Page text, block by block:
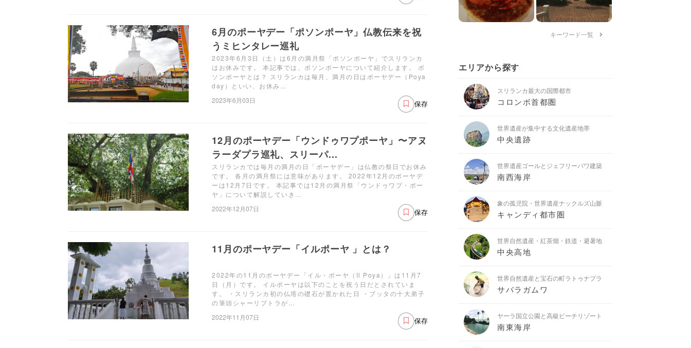
6月のポーヤデー「ポソンポーヤ」仏教伝来を祝
うミヒンタレー巡礼
2023年6月3日（土）は6月の満月祭「ポソンポーヤ」でスリランカ
はお休みです。 本記事では、ポソンポーヤについて紹介します。 ポ
ソンポーヤとは？ スリランカは毎月、満月の日はポーヤデー（Poya
day）といい、お休み…
2023年6月03日
保存
12月のポーヤデー「ウンドゥワプポーヤ」〜アヌ
ラーダプラ巡礼、スリーパ...
スリランカでは毎月の満月の日「ポーヤデー」は仏教の祭日でお休み
です。 各月の満月祭には意味があります。 2022年12月のポーヤデ
ーは12月7日です。 本記事では12月の満月祭「ウンドゥワプ・ポー
ヤ」について解説していき…
2022年12月07日
保存
11月のポーヤデー「イルポーヤ 」とは？
2022年の11月のポーヤデー「イル・ポーヤ（Il Poya）」は11月7
日（月）です。 イルポーヤは以下のことを祝う日だとされていま
す。 ・スリランカ初の仏塔の礎石が置かれた日 ・ブッタの十大弟子
の筆頭シャーリプトラが…
2022年11月07日
保存
キーワード一覧
エリアから探す
スリランカ最大の国際都市
コロンボ首都圏
世界遺産が集中する文化遺産地帯
中央遺跡
世界遺産ゴールとジェフリーバワ建築
南西海岸
象の孤児院・世界遺産ナックルズ山脈
キャンディ都市圏
世界自然遺産・紅茶畑・鉄道・避暑地
中央高地
世界自然遺産と宝石の町ラトゥナプラ
サバラガムワ
ヤーラ国立公園と高級ビーチリゾート
南東海岸